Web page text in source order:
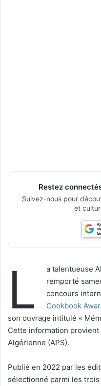
Restez
Suivez-nous pour
et
L a talentueuse
remporté
concours
Cookbook
son ouvrage intitulé «
Cette information provient
Algérienne (APS).
Publié en 2022 par les
sélectionné parmi les